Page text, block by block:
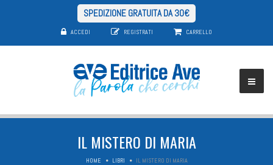
SPEDIZIONE GRATUITA DA 30€
ACCEDI REGISTRATI CARRELLO
IL MISTERO DI MARIA
HOME LIBRI IL MISTERO DI MARIA